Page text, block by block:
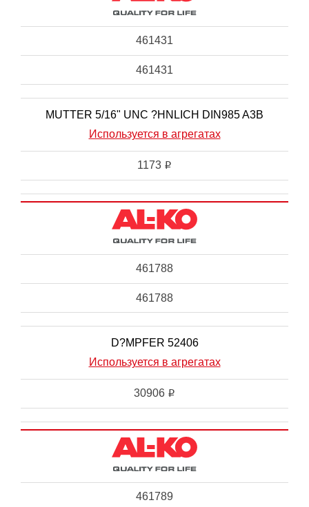
461431
461431
MUTTER 5/16" UNC ?HNLICH DIN985 A3B
Используется в агрегатах
1173 i
461788
461788
D?MPFER 52406
Используется в агрегатах
30906 i
461789